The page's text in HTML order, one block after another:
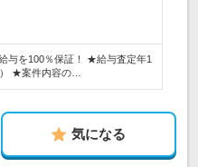
与を100％保証！ ★給与査定年1
★案件内容の…
気になる